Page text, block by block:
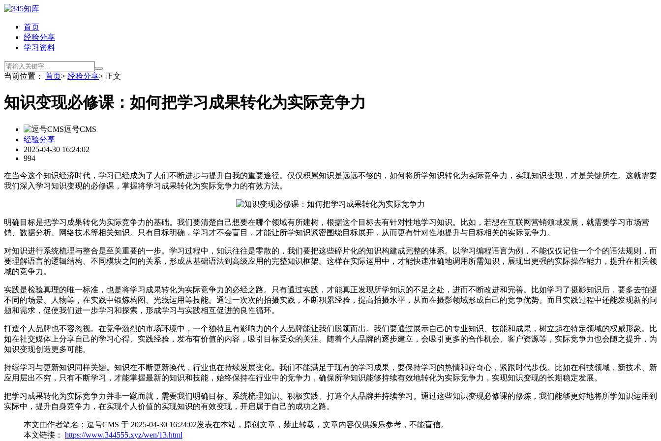
首页
经验分享
学习资料
当前位置： 首页> 经验分享> 正文
知识变现必修课：如何把学习成果转化为实际竞争力
逗号CMS
经验分享
2025-04-30 16:24:02
994
在当今这个知识经济时代，学习已经成为了人们不断进步与提升自我的重要途径。仅仅积累知识是远远不够的，如何将所学知识转化为实际竞争力，实现知识变现，才是关键所在。这就需要
我们深入学习知识变现的必修课，掌握将学习成果转化为实际竞争力的有效方法。
明确目标是把学习成果转化为实际竞争力的基础。我们要清楚自己想要在哪个领域有所建树，根据这个目标去有针对性地学习知识。比如，若想在互联网营销领域发展，就需要学习市场营
销、数据分析、网络技术等相关知识。只有目标明确，学习才不会盲目，才能让所学知识紧密围绕目标展开，从而更有针对性地提升与目标相关的实际竞争力。
对知识进行系统梳理与整合是至关重要的一步。学习过程中，知识往往是零散的，我们要把这些碎片化的知识构建成完整的体系。以学习编程语言为例，不能仅仅记住一个个的语法规则，而
要理解语言的逻辑结构、不同模块之间的关系，形成从基础语法到高级应用的完整知识框架。这样在实际运用中，才能快速准确地调用所需知识，展现出更强的实际操作能力，提升在相关领
域的竞争力。
实践是检验真理的唯一标准，也是将学习成果转化为实际竞争力的必经之路。只有通过实践，才能真正发现所学知识的不足之处，进而不断改进和完善。比如学习了摄影知识后，要多去拍摄
不同的场景、人物等，在实践中锻炼构图、光线运用等技能。通过一次次的拍摄实践，不断积累经验，提高拍摄水平，从而在摄影领域形成自己的竞争优势。而且实践过程中还能发现新的问
题和需求，促使我们进一步学习和探索，形成学习与实践相互促进的良性循环。
打造个人品牌也不容忽视。在竞争激烈的市场环境中，一个独特且有影响力的个人品牌能让我们脱颖而出。我们要通过展示自己的专业知识、技能和成果，树立起在特定领域的权威形象。比
如在社交媒体上分享自己的学习心得、实践经验，发布有价值的内容，吸引目标受众的关注。随着个人品牌的逐步建立，会吸引更多的合作机会、客户资源等，实际竞争力也会随之提升，为
知识变现创造更多可能。
持续学习与更新知识同样关键。知识在不断更新换代，行业也在持续发展变化。我们不能满足于现有的学习成果，要保持学习的热情和好奇心，紧跟时代步伐。比如在科技领域，新技术、新
应用层出不穷，只有不断学习，才能掌握最新的知识和技能，始终保持在行业中的竞争力，确保所学知识能够持续有效地转化为实际竞争力，实现知识变现的长期稳定发展。
把学习成果转化为实际竞争力并非一蹴而就，需要我们明确目标、系统梳理知识、积极实践、打造个人品牌并持续学习。通过这些知识变现必修课的修炼，我们能够更好地将所学知识运用到
实际中，提升自身竞争力，在实现个人价值的实现知识的有效变现，开启属于自己的成功之路。
本文由作者笔名：逗号CMS 于 2025-04-30 16:24:02发表在本站，原创文章，禁止转载，文章内容仅供娱乐参考，不能盲信。
本文链接： https://www.344555.xyz/wen/13.html